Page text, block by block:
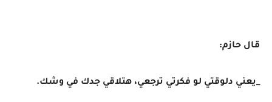
قال حازم:
_يعني دلوقتي لو فكرتي ترجعي، هتلاقي جدك في وشك.